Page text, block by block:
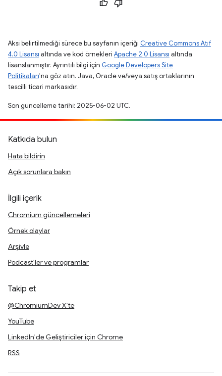
Aksi belirtilmediği sürece bu sayfanın içeriği Creative Commons Atıf
4.0 Lisansı altında ve kod örnekleri Apache 2.0 Lisansı altında
lisanslanmıştır. Ayrıntılı bilgi için Google Developers Site
Politikaları'na göz atın. Java, Oracle ve/veya satış ortaklarının
tescilli ticari markasıdır.
Son güncelleme tarihi: 2025-06-02 UTC.
Katkıda bulun
Hata bildirin
Açık sorunlara bakın
İlgili içerik
Chromium güncellemeleri
Örnek olaylar
Arşivle
Podcast'ler ve programlar
Takip et
@ChromiumDev X'te
YouTube
LinkedIn'de Geliştiriciler için Chrome
RSS